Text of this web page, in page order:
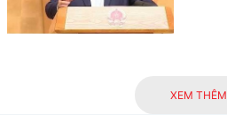
XEM THÊM